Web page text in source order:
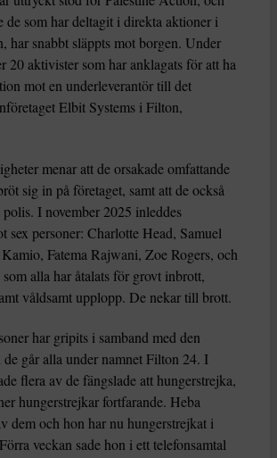
de som har deltagit i direkta aktioner i
har snabbt släppts mot borgen. Under
20 aktivister som har anklagats för att ha
mot en underleverantör till det
Elbit Systems i Filton,
menar att de orsakade omfattande
sig in på företaget, samt att de också
polis. I november 2025 inleddes
sex personer: Charlotte Head, Samuel
Fatema Rajwani, Zoe Rogers, och
alla har åtalats för grovt inbrott,
våldsamt upplopp. De nekar till brott.
har gripits i samband med den
de går alla under namnet Filton 24. I
flera av de fängslade att hungerstrejka,
hungerstrejkar fortfarande. Heba
dem och hon har nu hungerstrejkat i
veckan sade hon i ett telefonsamtal